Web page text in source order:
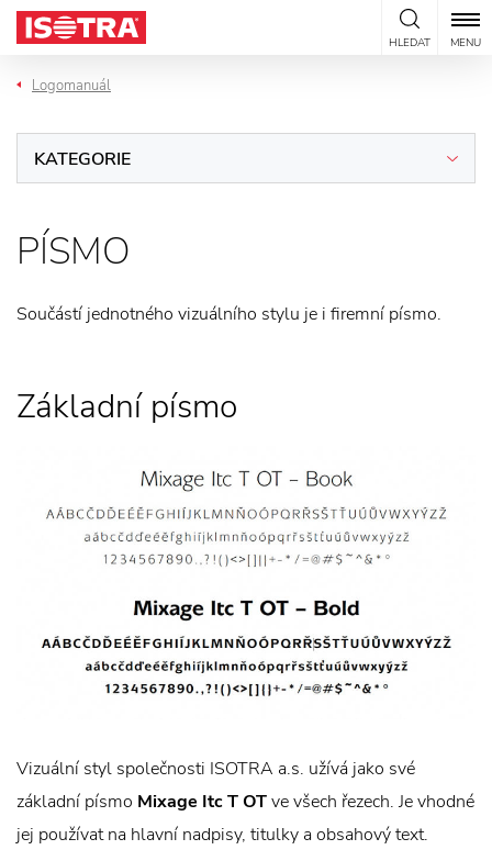
Přeskočit na obsah
HLEDAT MENU
Logomanuál
KATEGORIE
PÍSMO
Součástí jednotného vizuálního stylu je i firemní písmo.
Základní písmo
Vizuální styl společnosti ISOTRA a.s. užívá jako své
základní písmo Mixage Itc T OTve všech řezech. Je vhodné
jej používat na hlavní nadpisy, titulky a obsahový text.